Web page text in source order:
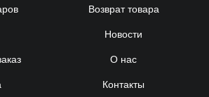
Возврат товара
Новости
О нас
Контакты